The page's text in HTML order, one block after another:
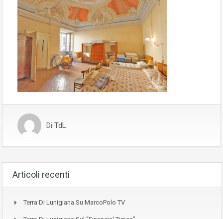
Di TdL
Articoli recenti
Terra Di Lunigiana Su MarcoPolo TV